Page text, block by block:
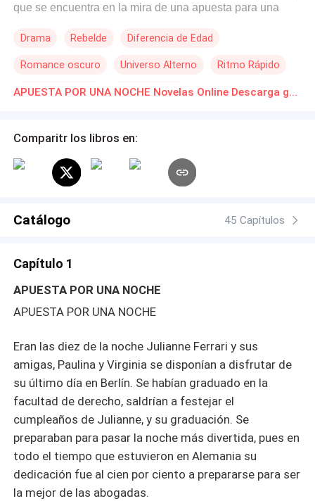
que se encuentra en la mira de una apuesta para una
aventura en una isla desierta. Descubre cómo Julianne
una isla donde nace su historia de amor
Drama Rebelde Diferencia de Edad
Romance oscuro Universo Alterno Ritmo Rápido
Arrepentimiento Independiente APUESTA POR UNA NOCHE Novelas Online Descarga gratuita de PDF
Comparitr los libros en:
Catálogo 45 Capítulos
Capítulo 1
APUESTA POR UNA NOCHE
APUESTA POR UNA NOCHE
Eran las diez de la noche Julianne Ferrari y sus
amigas, Paulina y Virginia se disponían a disfrutar de
su último día en Berlín. Se habían graduado en la
facultad de derecho, saldrían a festejar el
cumpleaños de Julianne, y su graduación. Se
preparaban para pasar la noche más divertida, pues en
todo el tiempo que estuvieron en Alemania su
dedicación fue al cien por ciento a prepararse para ser
la mejor de las abogadas.